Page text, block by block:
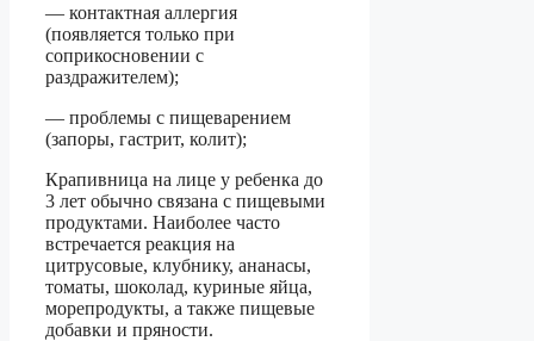
— контактная аллергия
(появляется только при
соприкосновении с
раздражителем);
— проблемы с пищеварением
(запоры, гастрит, колит);
Крапивница на лице у ребенка до
3 лет обычно связана с пищевыми
продуктами. Наиболее часто
встречается реакция на
цитрусовые, клубнику, ананасы,
томаты, шоколад, куриные яйца,
морепродукты, а также пищевые
добавки и пряности.